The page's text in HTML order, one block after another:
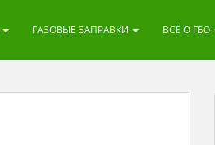
ГАЗОВЫЕ ЗАПРАВКИ ВСЁ О ГБО